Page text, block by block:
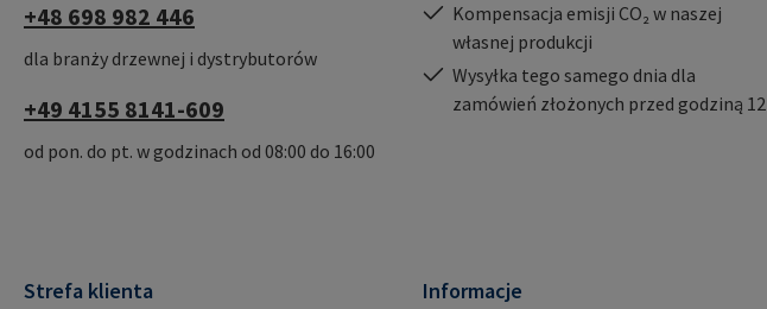
+48 698 982 446
dla branży drzewnej i dystrybutorów
+49 4155 8141-609
od pon. do pt. w godzinach od 08:00 do 16:00
Kompensacja emisji CO₂ w naszej
własnej produkcji
Wysyłka tego samego dnia dla
zamówień złożonych przed godziną 12
Strefa klienta Informacje